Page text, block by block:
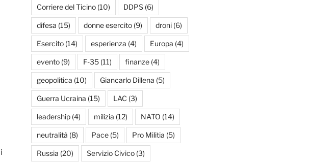
Corriere del Ticino(10) DDPS(6)
difesa (15) donne esercito(9) droni(6)
Esercito(14) esperienza (4) Europa (4)
evento(9) F-35(11) finanze(4)
geopolitica (10) Giancarlo Dillena (5)
Guerra Ucraina (15) LAC (3)
leadership(4) milizia (12) NATO (14)
neutralità (8) Pace(5) Pro Militia (5)
Russia (20) Servizio Civico(3)